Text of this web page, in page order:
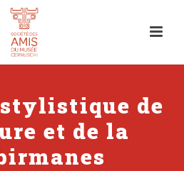
de
et de la